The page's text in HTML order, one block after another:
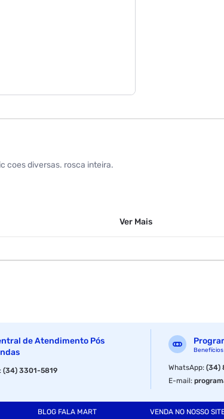
coes diversas. rosca inteira.
Ver Mais
de Atendimento Pós
:(34) 3301-5819 WhatsApp:(34)
E-mail:
BLOG FALA MART VENDA NO NOSSO